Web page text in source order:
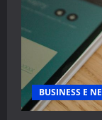
BUSINESS E